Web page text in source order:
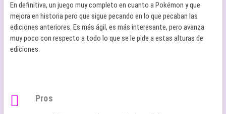
En definitiva, un juego muy completo en cuanto a Pokémon y que
mejora en historia pero que sigue pecando en lo que pecaban las
ediciones anteriores. Es más ágil, es más interesante, pero avanza
muy poco con respecto a todo lo que se le pide a estas alturas de
ediciones.
Pros